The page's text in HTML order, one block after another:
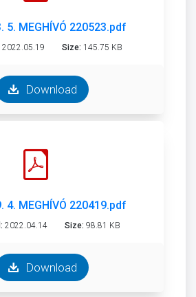
5. MEGHÍVÓ 220523.pdf
2022.05.19 Size: 145.75 KB
Download
4. MEGHÍVÓ 220419.pdf
2022.04.14 Size: 98.81 KB
Download